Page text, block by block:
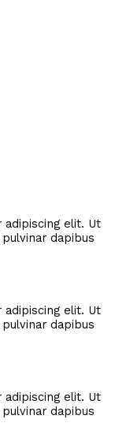
elit. Ut
dapibus
elit. Ut
dapibus
elit. Ut
dapibus